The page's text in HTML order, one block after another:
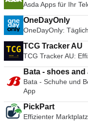
Asda Apps für Ihr
OneDayOnly
OneDayOnly:
TCG Tracker AU
TCG Tracker AU:
Bata - shoes and
Bata - Schuhe und
App
PickPart
Effizienter